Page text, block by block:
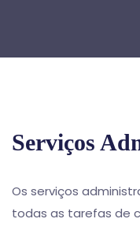
Serviços
Os serviços
todas as tarefas de